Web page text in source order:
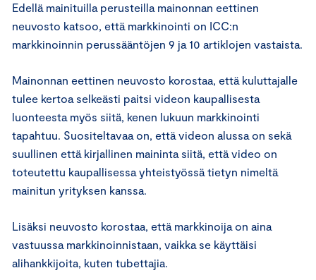
Edellä mainituilla perusteilla mainonnan eettinen
neuvosto katsoo, että markkinointi on ICC:n
markkinoinnin perussääntöjen 9 ja 10 artiklojen vastaista.
Mainonnan eettinen neuvosto korostaa, että kuluttajalle
tulee kertoa selkeästi paitsi videon kaupallisesta
luonteesta myös siitä, kenen lukuun markkinointi
tapahtuu. Suositeltavaa on, että videon alussa on sekä
suullinen että kirjallinen maininta siitä, että video on
toteutettu kaupallisessa yhteistyössä tietyn nimeltä
mainitun yrityksen kanssa.
Lisäksi neuvosto korostaa, että markkinoija on aina
vastuussa markkinoinnistaan, vaikka se käyttäisi
alihankkijoita, kuten tubettajia.